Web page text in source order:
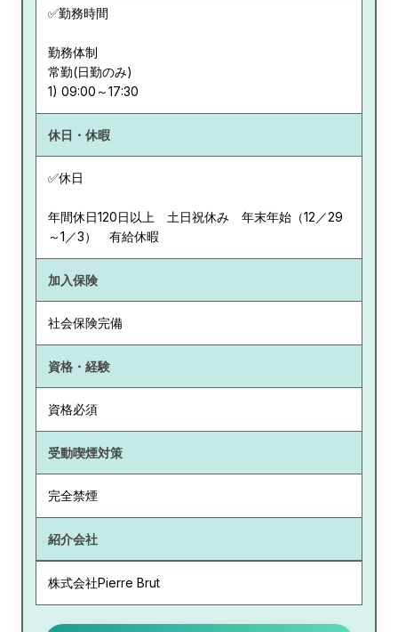
✅勤務時間
勤務体制
常勤(日勤のみ)
休日・休暇
✅休日
年間休日120日以上 土日祝休み 年末年始（12／29
～1／3） 有給休暇
加入保険
社会保険完備
資格・経験
資格必須
受動喫煙対策
完全禁煙
紹介会社
株式会社Pierre Brut